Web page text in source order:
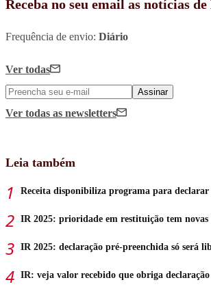
Receba no seu email as notícias
Frequência de envio: Diário
Ver todas
Assinar
Ver todas as newsletters
Leia também
Receita disponibiliza programa para
IR 2025: prioridade em restituição tem novas
IR 2025: declaração pré-preenchida só será
IR: veja valor recebido que obriga